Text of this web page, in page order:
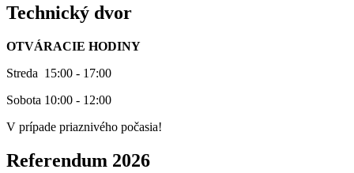
Technický dvor
OTVÁRACIE HODINY
Streda 15:00 - 17:00
Sobota 10:00 - 12:00
V prípade priaznivého počasia!
Referendum 2026